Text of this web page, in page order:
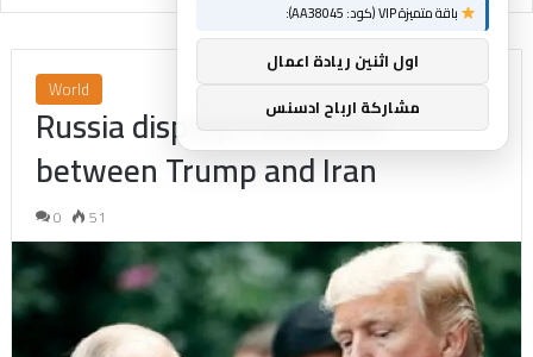
World
Russia displays mediation
between Trump and Iran
0 51
باقة متميزة VIP (كود: AA38045):
اول اثنين ريادة اعمال
مشاركة ارباح ادسنس